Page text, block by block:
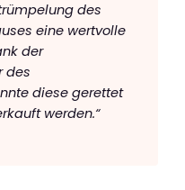
des
eine wertvolle
der
des
diese gerettet
werden.“